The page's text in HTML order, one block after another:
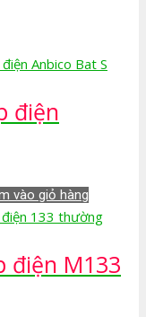
điện
vào giỏ hàng
điện M133